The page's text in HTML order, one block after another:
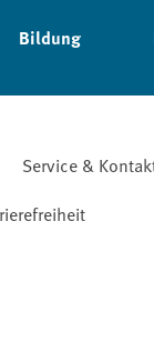
Bildung
Service &